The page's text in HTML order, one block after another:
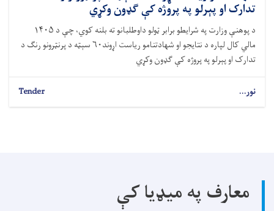
تدارک او پېرلو په پروژه کې ګډون وکړي
د پوهنې وزارت په شرایطو برابر ټولو داوطلبانو ته بلنه کوي، چې د ۱۴۰۵
مالي کال لپاره د نتایجو او شهادتنامو ریاست اړوند۶۰ سېټه د پرنټرونو رنګ د
تدارک او پېرلو په پروژه کې ګډون وکړي
نور... Tender
معارف په میډیا کې